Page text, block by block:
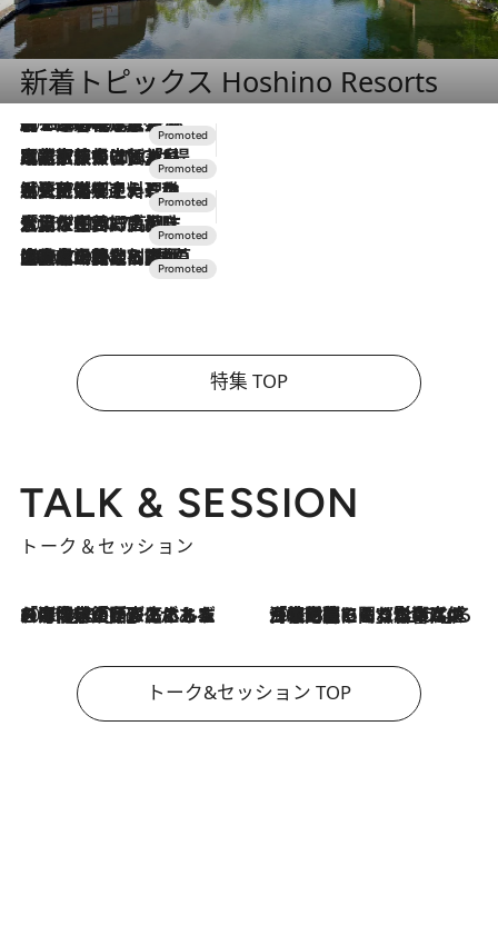
新着トピックス Hoshino Resorts
2026.8.7
【トンボの足水浴】ヒノキの香りに包まれて涼感マックス！約13℃の湧水かけ流しを避暑地「星野温泉 トンボの湯」で体験
2026.7.31
【ホテル帰省】という選択肢をOMOが提案。家族とほどよい距離を保つには「昼は実家、夜は気兼ねなくホテルで！」
2026.7.24
【夏限定ディナーコース】旬を迎える稚鮎や花ズッキーニなどをイタリア・トスカーナの郷土料理の手法で満喫！
2026.7.17
「土佐和ハーブかき氷」がOMO7高知に登場！生姜、山椒、大葉など目にも舌にも涼を呼ぶ郷土の味
2026.7.10
NEW OPEN！【界 草津】名湯の地に誕生。趣の異なる2種の温泉と上州ならではの会席・蕎麦割烹など美食を味わう究極の癒やし旅
特集 TOP
TALK & SESSION
トーク＆セッション
2026.8.3
「今後値上げがあるとすれば…」「リスクがあるのは今年の冬」エネルギー専門家が語る、ホルムズ海峡封鎖が家庭にもたらす“ある心配” 2026.8.3
「住宅建てられない…」「サーチャージ料の高値が続いている」ホルムズ海峡封鎖による影響はいつまで続く？《エネルギー専門家に聞く“どうなる日本の暮らし”》
トーク&セッション TOP